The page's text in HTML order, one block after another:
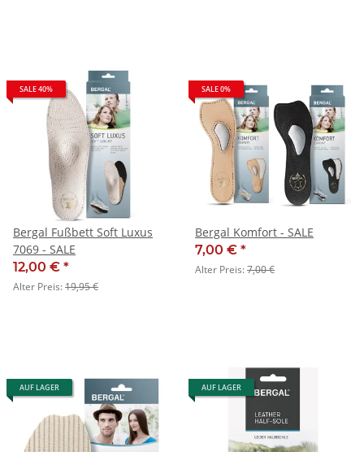
SALE 40%
Bergal Fußbett Soft Luxus
7069 - SALE
12,00 € *
Alter Preis:19,95 €
SALE 0%
Bergal Komfort - SALE
7,00 € *
Alter Preis:7,00 €
AUF LAGER AUF LAGER